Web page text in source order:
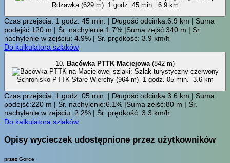
Rdzawka (629 m) 1 godz. 45 min. 6.9 km
Czas przejścia: 1 godz. 45 min. | Długość odcinka:6.9 km | Suma
podejść:120 m | Śr. nachylenie:1.7% |Suma zejść:340 m | Śr.
nachylenie w zejściu: 4.9% | Śr. prędkość: 3.9 km/h
Do kalkulatora szlaków
10. Bacówka PTTK Maciejowa
Schronisko PTTK Stare Wierchy (964 m) 1 godz. 05 min. 3.6 km
Czas przejścia: 1 godz. 05 min. | Długość odcinka:3.6 km | Suma
podejść:220 m | Śr. nachylenie:6.1% |Suma zejść:80 m | Śr.
nachylenie w zejściu: 2.2% | Śr. prędkość: 3.3 km/h
Do kalkulatora szlaków
Opisy wycieczek udostępnione przez użytkowników
przez Gorce